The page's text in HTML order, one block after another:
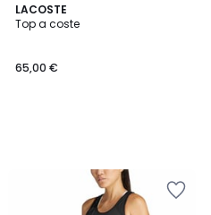
LACOSTE
Top a coste
65,00 €